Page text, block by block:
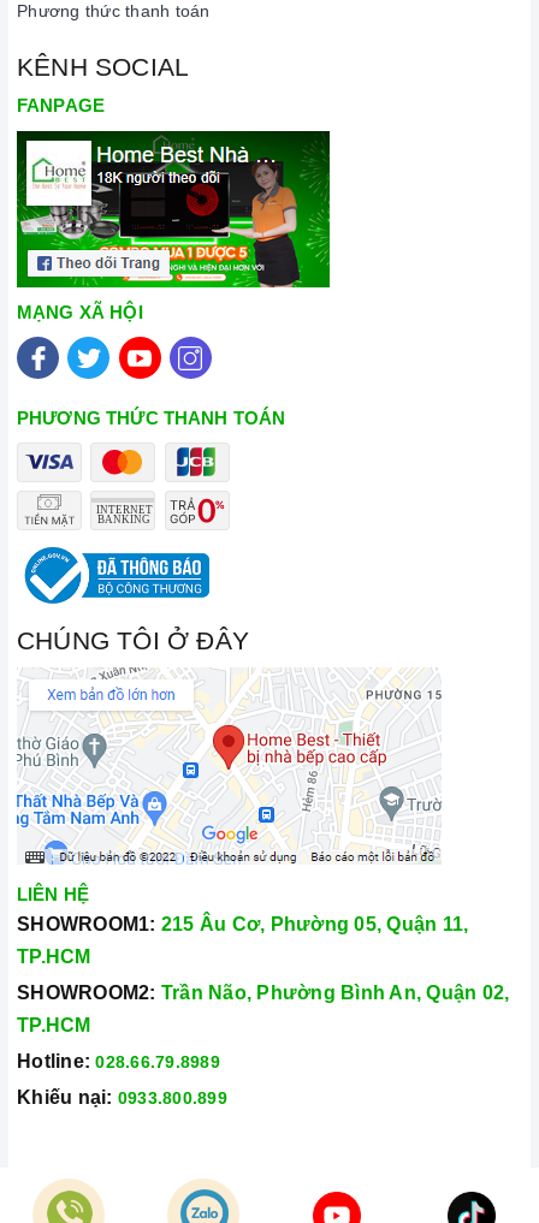
Phương thức thanh toán
KÊNH SOCIAL
FANPAGE
MẠNG XÃ HỘI
PHƯƠNG THỨC THANH TOÁN
CHÚNG TÔI Ở ĐÂY
LIÊN HỆ
SHOWROOM1: 215 Âu Cơ, Phường 05, Quận 11,
TP.HCM
SHOWROOM2: Trần Não, Phường Bình An, Quận 02,
TP.HCM
Hotline: 028.66.79.8989
Khiếu nại: 0933.800.899
© Bản quyền thuộc vềCông Ty TNHH Home Best Việt Nam